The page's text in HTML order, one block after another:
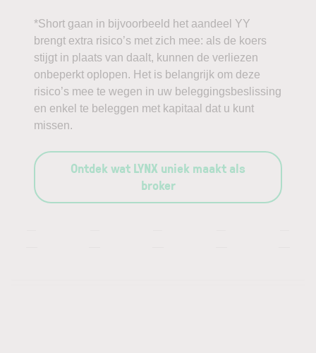
*Short gaan in bijvoorbeeld het aandeel YY
brengt extra risico’s met zich mee: als de koers
stijgt in plaats van daalt, kunnen de verliezen
onbeperkt oplopen. Het is belangrijk om deze
risico’s mee te wegen in uw beleggingsbeslissing
en enkel te beleggen met kapitaal dat u kunt
missen.
Ontdek wat LYNX uniek maakt als
broker